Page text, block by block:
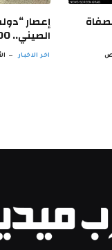
إعصار
الصيني.. 1300 رحلة ملغاة بشنغهاي
اخر الاخبار الأحد